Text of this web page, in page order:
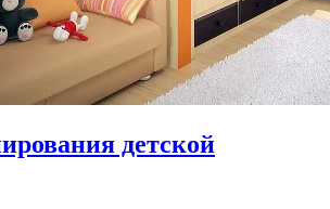
детской